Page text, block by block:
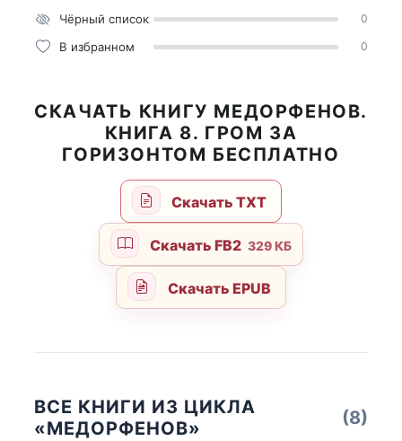
Чёрный список 0
В избранном 0
СКАЧАТЬ КНИГУ МЕДОРФЕНОВ.
КНИГА 8. ГРОМ ЗА
ГОРИЗОНТОМ БЕСПЛАТНО
Скачать TXT
Скачать FB2 329 КБ
Скачать EPUB
ВСЕ КНИГИ ИЗ ЦИКЛА
«МЕДОРФЕНОВ»
(8)